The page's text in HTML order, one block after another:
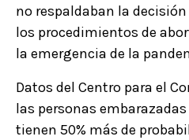
no respaldaban la
los procedimientos de
la emergencia de la
Datos del Centro para el
las personas
tienen 50% más de